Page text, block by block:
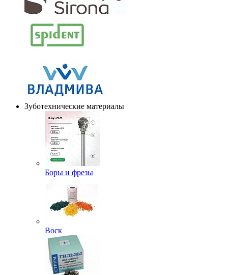
Зуботехнические материалы
Боры и фрезы
Воск